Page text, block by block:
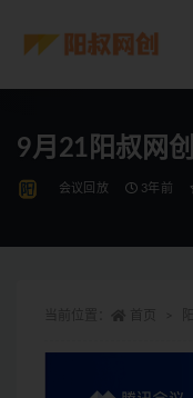
9月21阳叔网
会议回放 3年前